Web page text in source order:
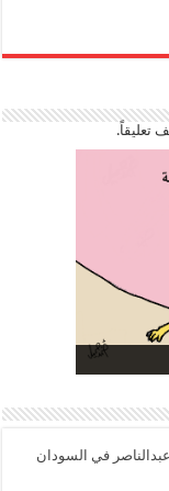
تعليقاً.
في السودان